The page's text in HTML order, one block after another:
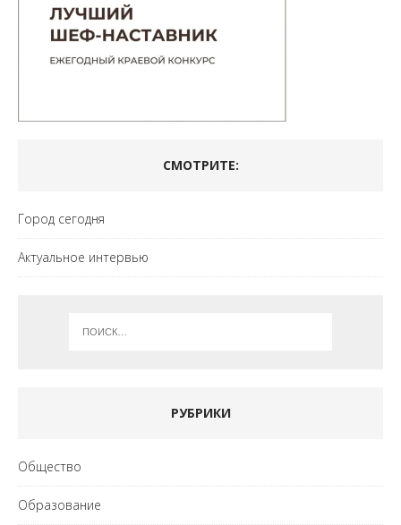
СМОТРИТЕ:
Город сегодня
Актуальное интервью
РУБРИКИ
Общество
Образование